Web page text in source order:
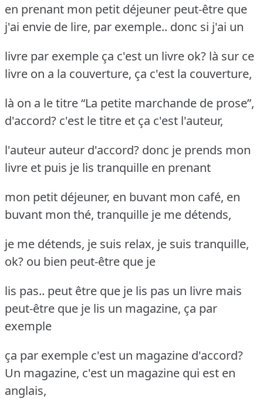
en prenant mon petit déjeuner peut-être que
j'ai envie de lire, par exemple.. donc si j'ai un
livre par exemple ça c'est un livre ok? là sur ce
livre on a la couverture, ça c'est la couverture,
là on a le titre “La petite marchande de prose”,
d'accord? c'est le titre et ça c'est l'auteur,
l'auteur auteur d'accord? donc je prends mon
livre et puis je lis tranquille en prenant
mon petit déjeuner, en buvant mon café, en
buvant mon thé, tranquille je me détends,
je me détends, je suis relax, je suis tranquille,
ok? ou bien peut-être que je
lis pas.. peut être que je lis pas un livre mais
peut-être que je lis un magazine, ça par
exemple
ça par exemple c'est un magazine d'accord?
Un magazine, c'est un magazine qui est en
anglais,